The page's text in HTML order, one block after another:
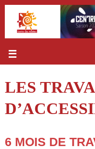
Passer
contenu
LES
6 MOIS DE